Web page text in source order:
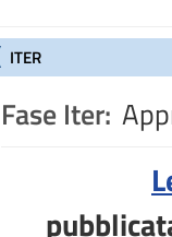
ITER
Fase Iter: